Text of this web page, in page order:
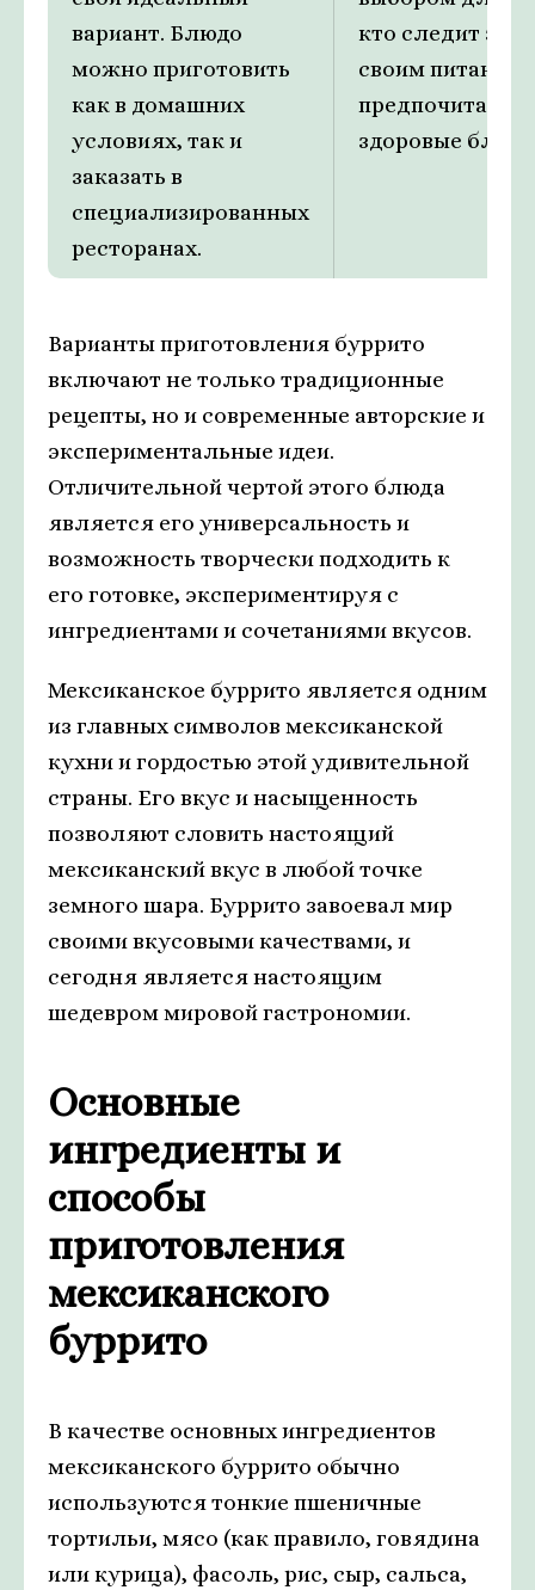
вариант. Блюдо
можно приготовить
как в домашних
условиях, так и
заказать в
специализированных
ресторанах.
кто следит за
своим
предпочитает
здоровые
Варианты приготовления буррито
включают не только традиционные
рецепты, но и современные авторские и
экспериментальные идеи.
Отличительной чертой этого блюда
является его универсальность и
возможность творчески подходить к
его готовке, экспериментируя с
ингредиентами и сочетаниями вкусов.
Мексиканское буррито является одним
из главных символов мексиканской
кухни и гордостью этой удивительной
страны. Его вкус и насыщенность
позволяют словить настоящий
мексиканский вкус в любой точке
земного шара. Буррито завоевал мир
своими вкусовыми качествами, и
сегодня является настоящим
шедевром мировой гастрономии.
Основные
ингредиенты и
способы
приготовления
мексиканского
буррито
В качестве основных ингредиентов
мексиканского буррито обычно
используются тонкие пшеничные
тортильи, мясо (как правило, говядина
или курица), фасоль, рис, сыр, сальса,